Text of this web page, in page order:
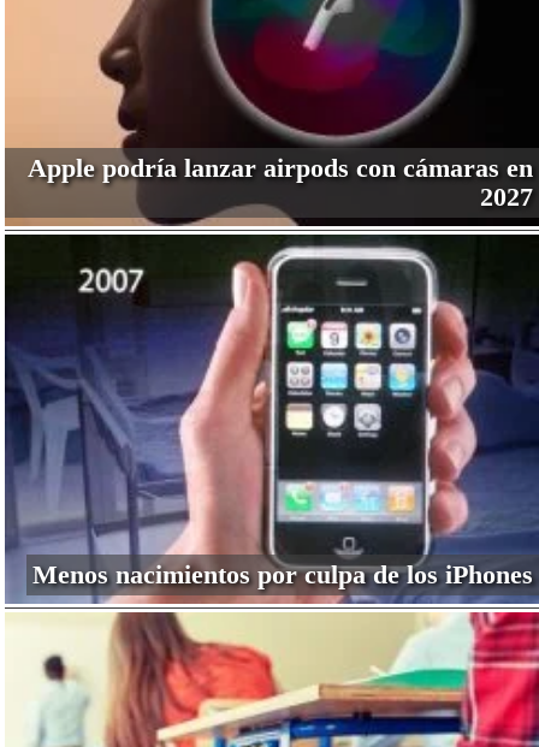
Apple podría lanzar airpods con cámaras en
2027
Menos nacimientos por culpa de los iPhones